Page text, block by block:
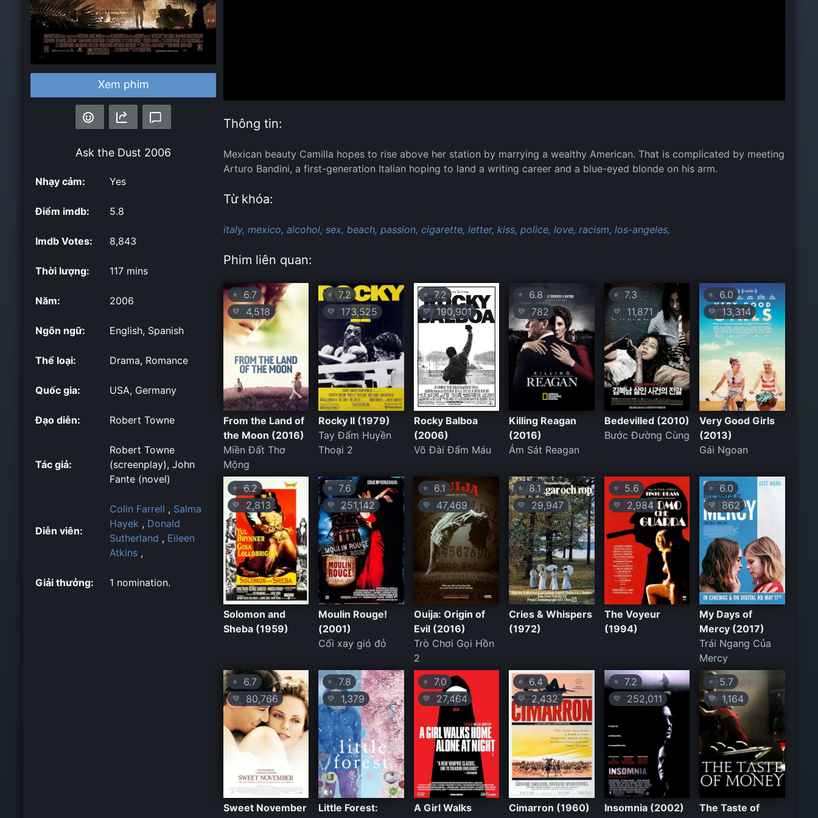
Xem phim
Ask the Dust 2006
Nhạy cảm: Yes
Điểm imdb: 5.8
Imdb Votes: 8,843
Thời lượng: 117 mins
Năm: 2006
Ngôn ngữ: English, Spanish
Thể loại: Drama, Romance
Quốc gia: USA, Germany
Đạo diễn: Robert Towne
Tác giả:
Robert Towne
(screenplay), John
Fante (novel)
Diễn viên:
Colin Farrell , Salma
Hayek , Donald
Sutherland , Eileen
Atkins ,
Giải thưởng: 1 nomination.
Thông tin:
Mexican beauty Camilla hopes to rise above her station by marrying a wealthy American. That is complicated by meeting
Arturo Bandini, a first-generation Italian hoping to land a writing career and a blue-eyed blonde on his arm.
Từ khóa:
italy, mexico, alcohol, sex, beach, passion, cigarette, letter, kiss, police, love, racism, los-angeles,
Phim liên quan:
⭐ 6.7
💛 4,518
From the Land of
the Moon (2016)
Miền Đất Thơ
Mộng
⭐7.2
💛 173,525
Rocky II (1979)
Tay Đấm Huyền
Thoại 2
⭐7.2
💛190,901
Rocky Balboa
(2006)
Võ Đài Đẩm Máu
⭐ 6.8
💛 782
Killing Reagan
(2016)
Ám Sát Reagan
⭐7.3
💛 11,871
Bedevilled (2010)
Bước Đường Cùng
⭐ 6.0
💛13,314
Very Good Girls
(2013)
Gái Ngoan
⭐ 6.2
💛 2,813
Solomon and
Sheba (1959)
⭐ 7.6
💛 251,142
Moulin Rouge!
(2001)
Cối xay gió đỏ
⭐6.1
💛 47,469
Ouija: Origin of
Evil (2016)
Trò Chơi Gọi Hồn
2
⭐ 8.1
💛 29,947
Cries & Whispers
(1972)
⭐5.6
💛 2,984
The Voyeur
(1994)
⭐ 6.0
💛 862
My Days of
Mercy (2017)
Trái Ngang Của
Mercy
⭐ 6.7
💛 80,766
Sweet November
⭐ 7.8
💛 1,379
Little Forest:
⭐7.0
💛 27,464
A Girl Walks
⭐ 6.4
💛2,432
Cimarron (1960)
⭐7.2
💛 252,011
Insomnia (2002)
⭐ 5.7
💛 1,164
The Taste of